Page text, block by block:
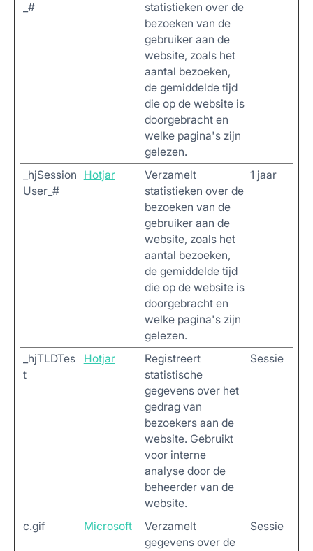
_#
statistieken over de
bezoeken van de
gebruiker aan de
website, zoals het
aantal bezoeken,
de gemiddelde tijd
die op de website is
doorgebracht en
welke pagina's zijn
gelezen.
_hjSession
User_#
Hotjar
Verzamelt
statistieken over de
bezoeken van de
gebruiker aan de
website, zoals het
aantal bezoeken,
de gemiddelde tijd
die op de website is
doorgebracht en
welke pagina's zijn
gelezen.
1 jaar
_hjTLDTes
t
Hotjar
Registreert
statistische
gegevens over het
gedrag van
bezoekers aan de
website. Gebruikt
voor interne
analyse door de
beheerder van de
website.
Sessie
c.gif Microsoft
Verzamelt
gegevens over de
Sessie